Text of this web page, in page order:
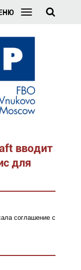
вводит
для
соглашение с